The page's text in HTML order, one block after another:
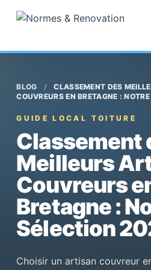
BLOG /
CLASSEMENT DES
COUVREURS EN BRETAGNE :
GUIDE LOCAL TOITURE
Classement
Meilleurs
Couvreurs
Bretagne :
Sélection
Choisir un artisan couvreur